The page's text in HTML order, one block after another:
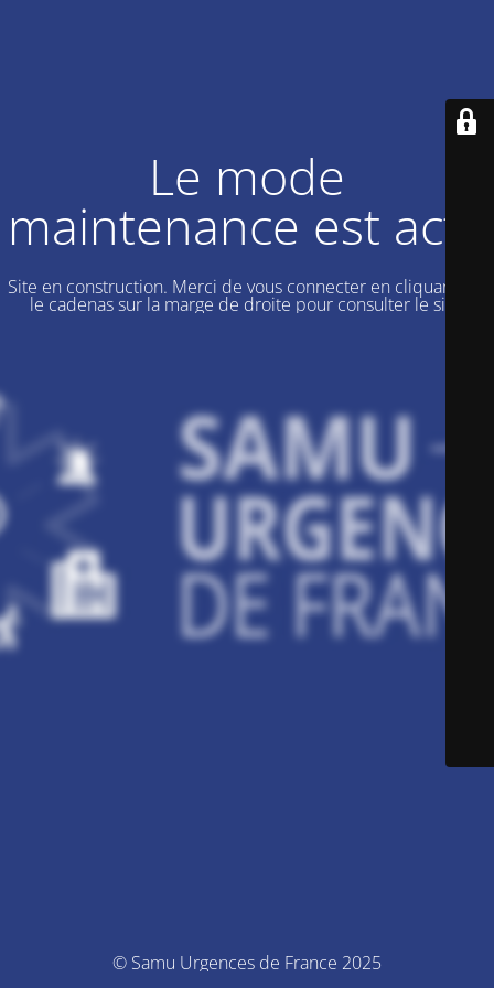
Le mode
maintenance est actif
Site en construction. Merci de vous connecter en cliquant sur
le cadenas sur la marge de droite pour consulter le site.
© Samu Urgences de France 2025